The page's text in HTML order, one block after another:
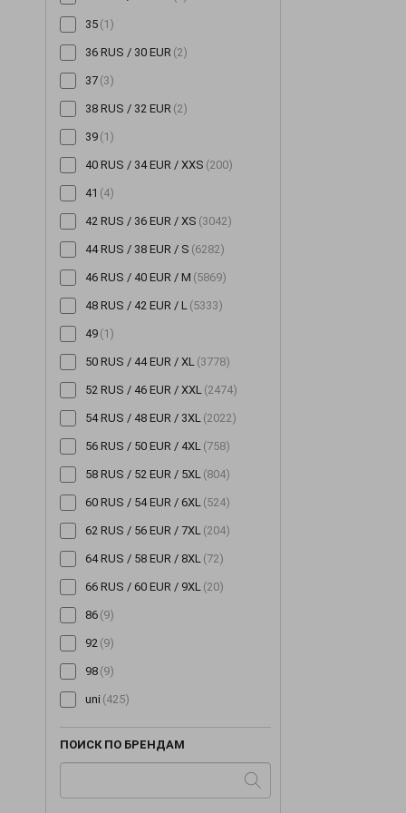
Шорты
Шубы (14)
Юбки
35 (1)
36 RUS / 30 EUR (2)
37 (3)
38 RUS / 32 EUR (2)
39 (1)
40 RUS / 34 EUR / XXS (200)
41 (4)
42 RUS / 36 EUR / XS (3042)
44 RUS / 38 EUR / S (6282)
46 RUS / 40 EUR / M (5869)
48 RUS / 42 EUR / L (5333)
49 (1)
50 RUS / 44 EUR / XL (3778)
52 RUS / 46 EUR / XXL (2474)
54 RUS / 48 EUR / 3XL (2022)
56 RUS / 50 EUR / 4XL (758)
58 RUS / 52 EUR / 5XL (804)
60 RUS / 54 EUR / 6XL (524)
62 RUS / 56 EUR / 7XL (204)
64 RUS / 58 EUR / 8XL (72)
66 RUS / 60 EUR / 9XL (20)
86 (9)
92 (9)
98 (9)
uni (425)
ПОИСК ПО БРЕНДАМ